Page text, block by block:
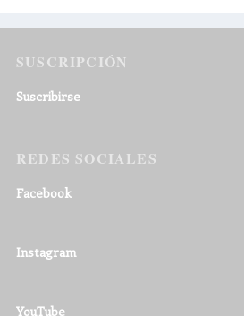
SUSCRIPCIÓN
Suscribirse
REDES SOCIALES
Facebook
Instagram
YouTube